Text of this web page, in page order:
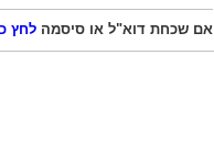
אם שכחת דוא"ל או סיסמה לחץ